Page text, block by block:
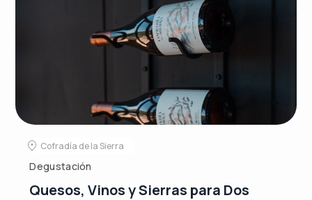
Cofradía de la Sierra
Degustación
Quesos, Vinos y Sierras para Dos